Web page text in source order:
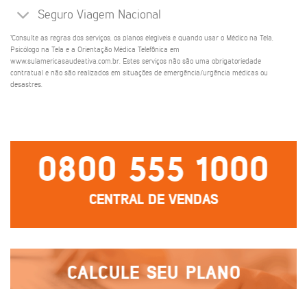
Seguro Viagem Nacional
¹Consulte as regras dos serviços, os planos elegíveis e quando usar o Médico na Tela,
Psicólogo na Tela e a Orientação Médica Telefônica em
www.sulamericasaudeativa.com.br. Estes serviços não são uma obrigatoriedade
contratual e não são realizados em situações de emergência/urgência médicas ou
desastres.
0800 555 1000
CENTRAL DE VENDAS
CALCULE SEU PLANO